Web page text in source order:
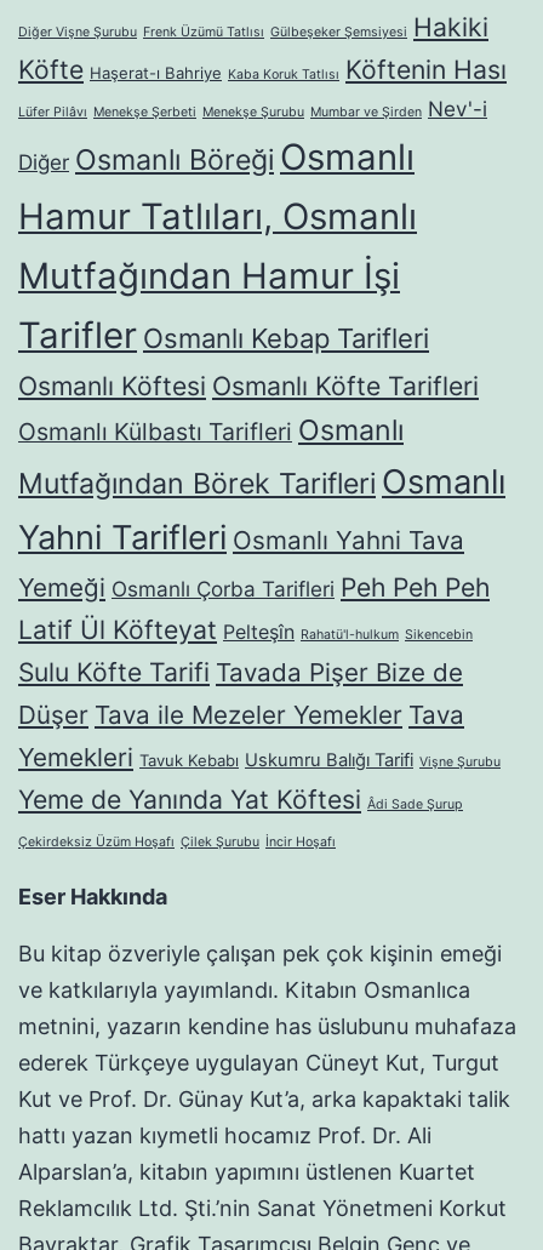
Diğer Vişne Şurubu Frenk Üzümü Tatlısı Gülbeşeker Şemsiyesi Hakiki
Köfte Haşerat-ı Bahriye Kaba Koruk Tatlısı Köftenin Hası
Lüfer Pilâvı Menekşe Şerbeti Menekşe Şurubu Mumbar ve Şirden Nev'-i
Diğer Osmanlı Böreği Osmanlı
Hamur Tatlıları, Osmanlı
Mutfağından Hamur İşi
Tarifler Osmanlı Kebap Tarifleri
Osmanlı Köftesi Osmanlı Köfte Tarifleri
Osmanlı Külbastı Tarifleri Osmanlı
Mutfağından Börek Tarifleri Osmanlı
Yahni Tarifleri Osmanlı Yahni Tava
Yemeği Osmanlı Çorba Tarifleri Peh Peh Peh
Latif Ül Köfteyat Pelteşîn Rahatü'l-hulkum Sikencebin
Sulu Köfte Tarifi Tavada Pişer Bize de
Düşer Tava ile Mezeler Yemekler Tava
Yemekleri Tavuk Kebabı Uskumru Balığı Tarifi Vişne Şurubu
Yeme de Yanında Yat Köftesi Âdi Sade Şurup
Çekirdeksiz Üzüm Hoşafı Çilek Şurubu İncir Hoşafı
Eser Hakkında
Bu kitap özveriyle çalışan pek çok kişinin emeği
ve katkılarıyla yayımlandı. Kitabın Osmanlıca
metnini, yazarın kendine has üslubunu muhafaza
ederek Türkçeye uygulayan Cüneyt Kut, Turgut
Kut ve Prof. Dr. Günay Kut’a, arka kapaktaki talik
hattı yazan kıymetli hocamız Prof. Dr. Ali
Alparslan’a, kitabın yapımını üstlenen Kuartet
Reklamcılık Ltd. Şti.’nin Sanat Yönetmeni Korkut
Bayraktar, Grafik Tasarımcısı Belgin Genç ve